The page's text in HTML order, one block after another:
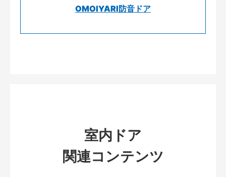
OMOIYARI防音ドア
室内ドア
関連コンテンツ